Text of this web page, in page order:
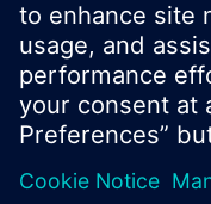
© Siemens AB,
CPS - 2017
Produktportfölj och